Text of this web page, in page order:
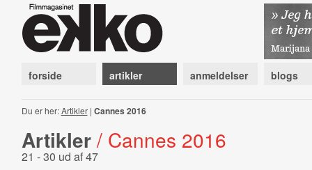
forside artikler anmeldelser blogs
Du er her:Artikler| Cannes 2016
Artikler / Cannes 2016
21 - 30 ud af 47